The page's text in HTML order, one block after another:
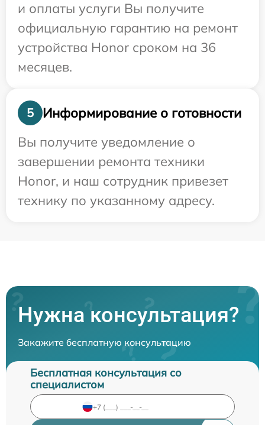
и оплаты услуги Вы получите
официальную гарантию на ремонт
устройства Honor сроком на 36
месяцев.
5
Информирование о готовности
Вы получите уведомление о
завершении ремонта техники
Honor, и наш сотрудник привезет
технику по указанному адресу.
Нужна консультация?
Закажите бесплатную консультацию
Бесплатная консультация со
специалистом